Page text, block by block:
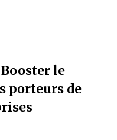
le
porteurs de